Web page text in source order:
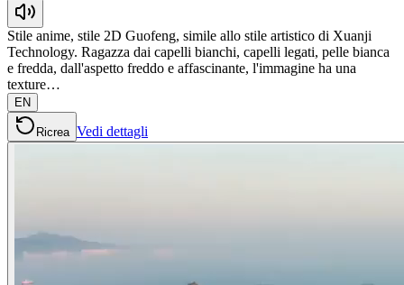
Stile anime, stile 2D Guofeng, simile allo stile artistico di Xuanji
Technology. Ragazza dai capelli bianchi, capelli legati, pelle bianca
e fredda, dall'aspetto freddo e affascinante, l'immagine ha una
texture…
EN
Ricrea Vedi dettagli